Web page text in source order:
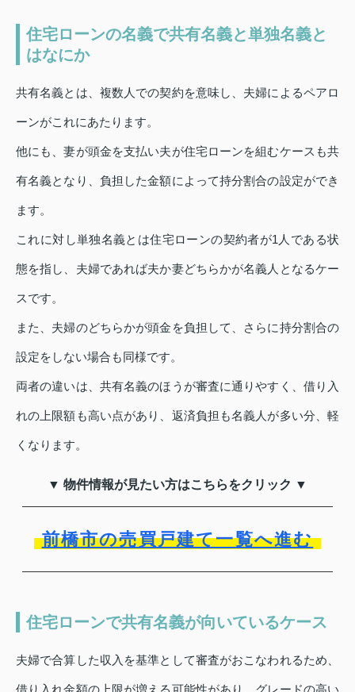
住宅ローンの名義で共有名義と単独名義と
はなにか
共有名義とは、複数人での契約を意味し、夫婦によるペアロ
ーンがこれにあたります。
他にも、妻が頭金を支払い夫が住宅ローンを組むケースも共
有名義となり、負担した金額によって持分割合の設定ができ
ます。
これに対し単独名義とは住宅ローンの契約者が1人である状
態を指し、夫婦であれば夫か妻どちらかが名義人となるケー
スです。
また、夫婦のどちらかが頭金を負担して、さらに持分割合の
設定をしない場合も同様です。
両者の違いは、共有名義のほうが審査に通りやすく、借り入
れの上限額も高い点があり、返済負担も名義人が多い分、軽
くなります。
▼ 物件情報が見たい方はこちらをクリック ▼
前橋市の売買戸建て一覧へ進む
住宅ローンで共有名義が向いているケース
夫婦で合算した収入を基準として審査がおこなわれるため、
借り入れ金額の上限が増える可能性があり、グレードの高い